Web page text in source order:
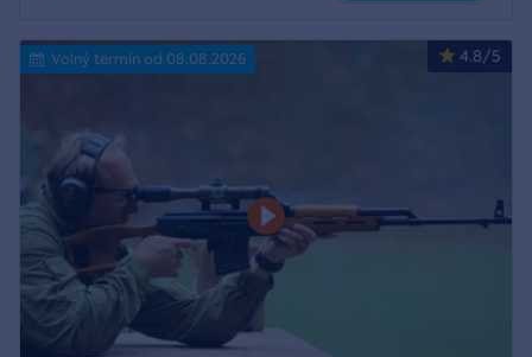
4.8/5
Volný termín od 08.08.2026